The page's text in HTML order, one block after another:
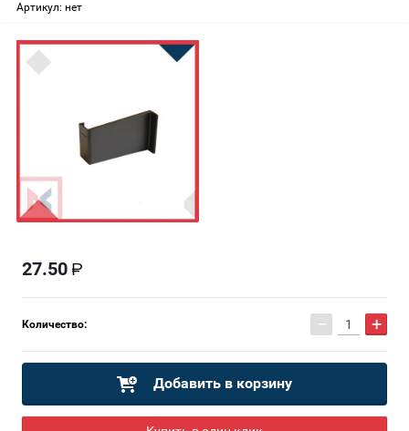
Артикул: нет
27.50
Количество: − +
Добавить в корзину